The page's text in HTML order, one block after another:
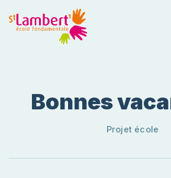
Bonnes
Projet école